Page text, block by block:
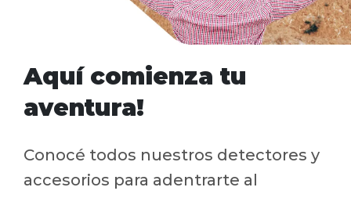
Aquí comienza tu
aventura!
Conocé todos nuestros detectores y
accesorios para adentrarte al